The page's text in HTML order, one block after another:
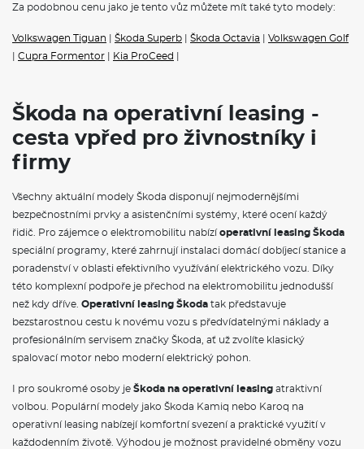
Za podobnou cenu jako je tento vůz můžete mít také tyto modely:
Volkswagen Tiguan Škoda Superb Škoda Octavia
Volkswagen Golf
Cupra Formentor Kia ProCeed
Škoda na operativní leasing -
cesta vpřed pro živnostníky i
firmy
Všechny aktuální modely Škoda disponují nejmodernějšími
bezpečnostními prvky a asistenčními systémy, které ocení každý
řidič. Pro zájemce o elektromobilitu nabízíoperativní leasing Škoda
speciální programy, které zahrnují instalaci domácí dobíjecí stanice a
poradenství v oblasti efektivního využívání elektrického vozu. Díky
této komplexní podpoře je přechod na elektromobilitu jednodušší
než kdy dříve. Operativní leasing Škoda tak představuje
bezstarostnou cestu k novému vozu s předvídatelnými náklady a
profesionálním servisem značky Škoda, ať už zvolíte klasický
spalovací motor nebo moderní elektrický pohon.
I pro soukromé osoby je Škoda na operativní leasing atraktivní
volbou. Populární modely jako Škoda Kamiq nebo Karoq na
operativní leasing nabízejí komfortní svezení a praktické využití v
každodenním životě. Výhodou je možnost pravidelné obměny vozu